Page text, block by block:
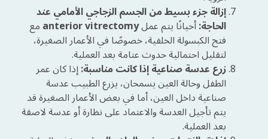
إزالة جزء بسيط من الجسم الزجاجي الأمامي عند
الحاجة:أحيانًا يتم عملanterior vitrectomyمع
فتح الكبسولة الخلفية، خصوصًا في الأعمار الصغيرة،
لتقليل احتمالية حدوث عتامة بعد العملية.
زرع عدسة صناعية إذا كانت مناسبة:إذا كان عمر
الطفل وحالة العين يسمحان، يزرع الطبيب عدسة
صناعية داخل العين، أما في بعض الأعمار الصغيرة قد
يتم تأجيل العدسة والاعتماد على نظارة أو عدسة لاصقة
بعد العملية.